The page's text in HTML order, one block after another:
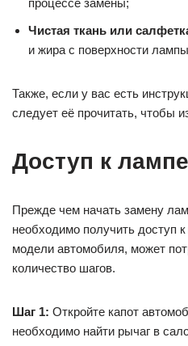
процессе замены;
Чистая ткань или
и жира с поверхности
Также, если у вас есть
следует её прочитать, чтобы
Доступ к лампе
Прежде чем начать замену
необходимо получить доступ
модели автомобиля, может
количество шагов.
Шаг 1: Откройте капот
необходимо найти рычаг в